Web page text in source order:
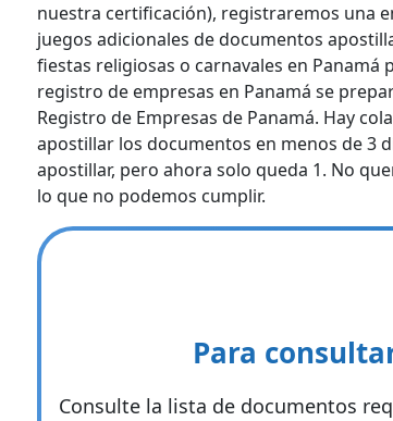
nuestra certificación), registraremos una
juegos adicionales de documentos
fiestas religiosas o carnavales en
registro de empresas en Panamá se
Registro de Empresas de Panamá. Hay
apostillar los documentos en menos de 3
apostillar, pero ahora solo queda 1. No
lo que no podemos cumplir.
Para
Consulte la lista de documentos